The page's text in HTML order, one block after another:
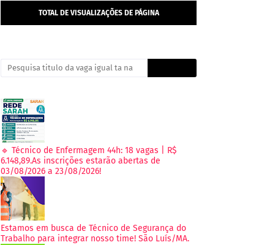
TOTAL DE VISUALIZAÇÕES DE PÁGINA
🔹 Técnico de Enfermagem 44h: 18 vagas | R$
6.148,89.As inscrições estarão abertas de
03/08/2026 a 23/08/2026!
Estamos em busca de Técnico de Segurança do
Trabalho para integrar nosso time! São Luís/MA.